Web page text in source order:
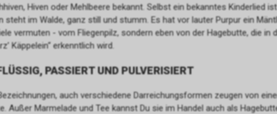
Hiven oder Mehlbeere bekannt. Selbst ein bekanntes Kinderlied
steht im Walde, ganz still und stumm. Es hat vor lauter Purpur ein
vermuten - vom Fliegenpilz, sondern eben von der Hagebutte, die in
Käppelein“ erkenntlich wird.
PASSIERT UND PULVERISIERT
auch verschiedene Darreichungsformen zeugen von
Außer Marmelade und Tee kannst Du sie im Handel auch als